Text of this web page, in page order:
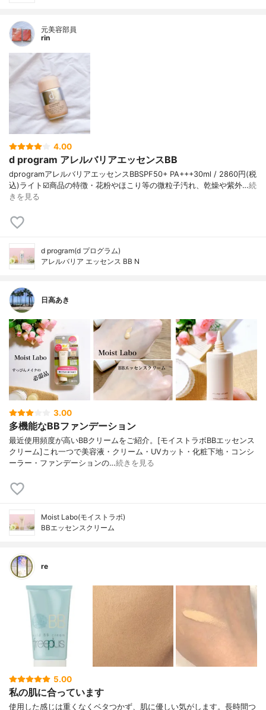
元美容部員
rin
4.00
d program アレルバリアエッセンスBB
dprogramアレルバリアエッセンスBBSPF50+ PA+++30ml / 2860円(税
込)ライト☑️商品の特徴・花粉やほこり等の微粒子汚れ、乾燥や紫外…続
きを見る
d program(d プログラム)
アレルバリア エッセンス BB N
日高あき
3.00
多機能なBBファンデーション
最近使用頻度が高いBBクリームをご紹介。[モイストラボBBエッセンス
クリーム]これ一つで美容液・クリーム・UVカット・化粧下地・コンシ
ーラー・ファンデーションの…続きを見る
Moist Labo(モイストラボ)
BBエッセンスクリーム
re
5.00
私の肌に合っています
使用した感じは重くなくベタつかず、肌に優しい気がします。長時間つ